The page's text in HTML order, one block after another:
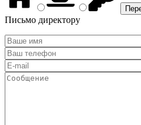
Письмо директору